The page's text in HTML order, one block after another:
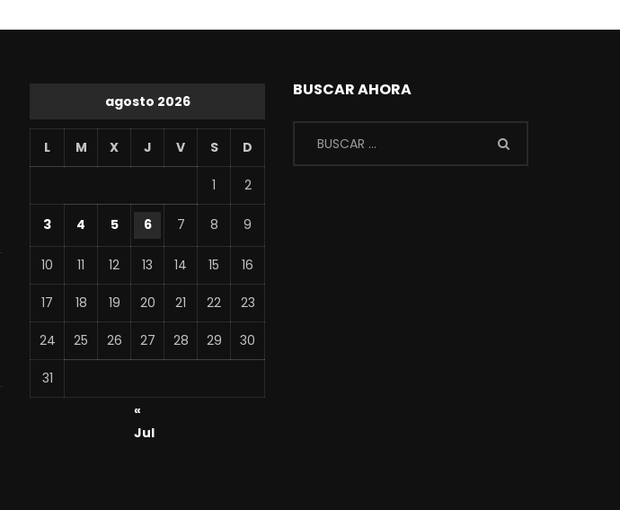
agosto 2026
L M X J V S D
1 2
3 4 5 6 7 8 9
10 11 12 13 14 15 16
17 18 19 20 21 22 23
24 25 26 27 28 29 30
31
«
Jul
BUSCAR AHORA